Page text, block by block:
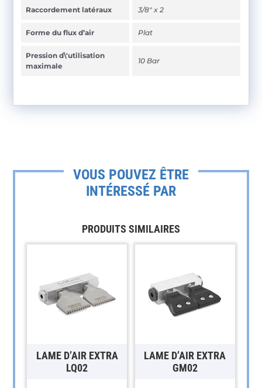
Raccordement latéraux 3/8" x 2
Forme du flux d’air Plat
Pression d\'utilisation
maximale
10 Bar
VOUS POUVEZ ÊTRE
INTÉRESSÉ PAR
PRODUITS SIMILAIRES
LAME D’AIR EXTRA
LQ02
LAME D’AIR EXTRA
GM02